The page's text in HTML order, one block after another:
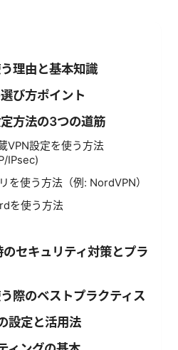
理由と基本知識
び方ポイント
方法の3つの道筋
VPN設定を使う方法
IPsec)
を使う方法（例: NordVPN）
を使う方法
セキュリティ対策とプラ
際のベストプラクティス
設定と活用法